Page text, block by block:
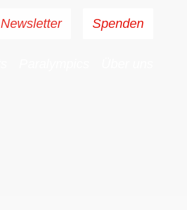
Spenden
Newsletter